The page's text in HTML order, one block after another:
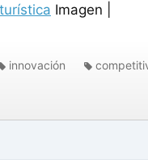
Imagen |
innovación